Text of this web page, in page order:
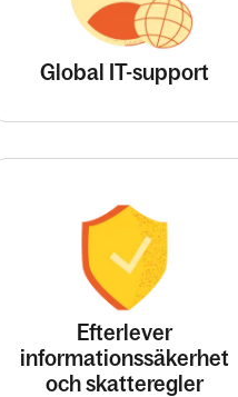
Global IT-support
Efterlever
informationssäkerhet
och skatteregler